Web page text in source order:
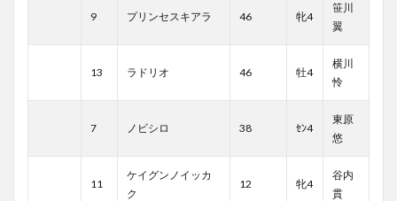
9 プリンセスキアラ 46 牝4
笹川
翼
13 ラドリオ 46 牡4
横川
怜
7 ノビシロ 38 ｾﾝ4
東原
悠
11
ケイグンノイッカ
ク
12 牝4
谷内
貫